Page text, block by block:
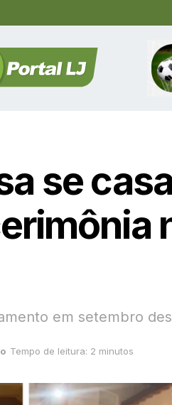
se
em setembro
Tempo de leitura: 2 minutos